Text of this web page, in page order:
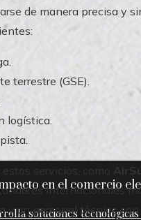
en el comercio
de manera precisa y
terrestre (GSE).
logística.
servicios, como
internacionales
y un personal técnico